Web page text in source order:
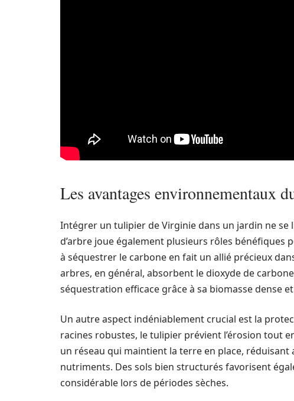
Les avantages environnementaux
Intégrer un tulipier de Virginie dans un jardin ne
d’arbre joue également plusieurs rôles bénéfiques
à séquestrer le carbone en fait un allié précieux
arbres, en général, absorbent le dioxyde de
séquestration efficace grâce à sa biomasse dense
Un autre aspect indéniablement crucial est la
racines robustes, le tulipier prévient l’érosion tout
un réseau qui maintient la terre en place,
nutriments. Des sols bien structurés favorisent
considérable lors de périodes sèches.